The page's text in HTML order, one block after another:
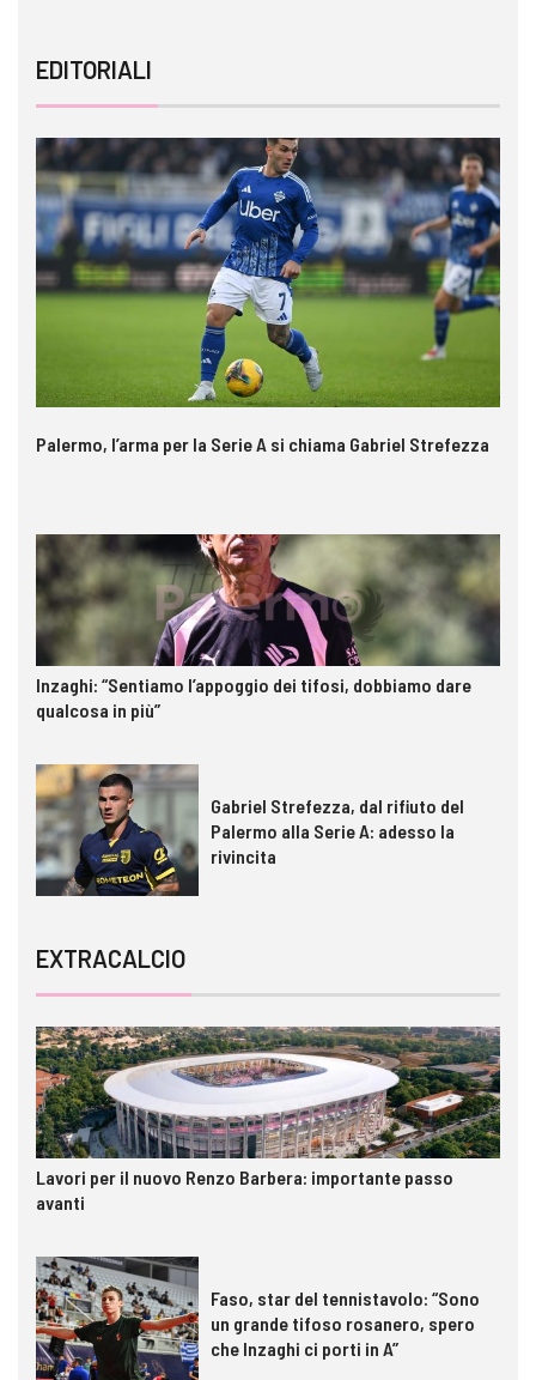
EDITORIALI
Palermo, l’arma per la Serie A si chiama Gabriel Strefezza
Inzaghi: “Sentiamo l’appoggio dei tifosi, dobbiamo dare
qualcosa in più”
Gabriel Strefezza, dal rifiuto del
Palermo alla Serie A: adesso la
rivincita
EXTRACALCIO
Lavori per il nuovo Renzo Barbera: importante passo
avanti
Faso, star del tennistavolo: “Sono
un grande tifoso rosanero, spero
che Inzaghi ci porti in A”